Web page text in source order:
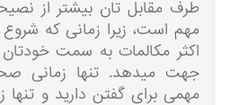
طرف مقابل تان بیشتر از
مهم است، زیرا زمانی که
اکثر مکالمات به سمت خودتان
جهت میدهد. تنها زمانی
مهمی برای گفتن دارید و تنها